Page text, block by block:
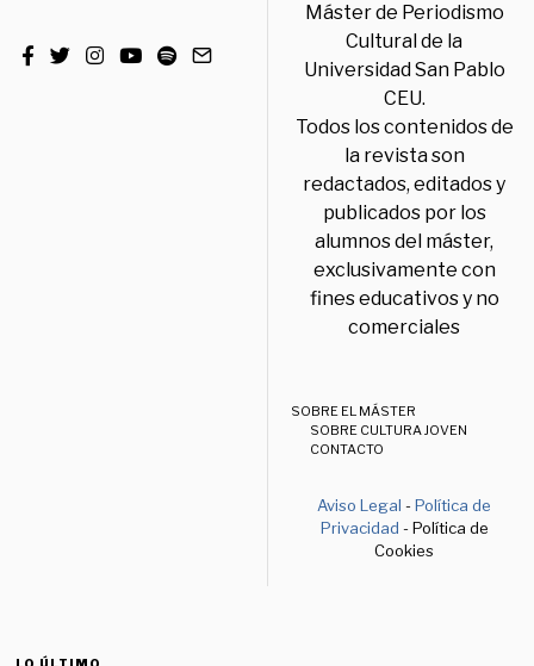
Máster de Periodismo
Cultural de la
Universidad San Pablo
CEU.
Todos los contenidos de
la revista son
redactados, editados y
publicados por los
alumnos del máster,
exclusivamente con
fines educativos y no
comerciales
SOBRE EL MÁSTER
SOBRE CULTURA JOVEN
CONTACTO
Aviso Legal -Política de
Privacidad - Política de
Cookies